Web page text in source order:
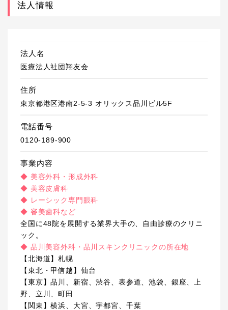
法人情報
法人名
医療法人社団翔友会
住所
東京都港区港南2-5-3 オリックス品川ビル5F
電話番号
0120-189-900
事業内容
◆ 美容外科・形成外科
◆ 美容皮膚科
◆ レーシック専門眼科
◆ 審美歯科など
全国に48院を展開する業界大手の、自由診療のクリニ
ック。
◆ 品川美容外科・品川スキンクリニックの所在地
【北海道】札幌
【東北・甲信越】仙台
【東京】品川、新宿、渋谷、表参道、池袋、銀座、上
野、立川、町田
【関東】横浜、大宮、宇都宮、千葉